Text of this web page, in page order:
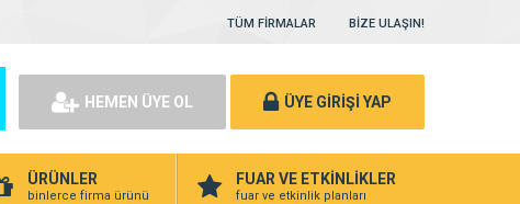
TÜM FİRMALAR BİZE ULAŞIN!
HEMEN ÜYE OL ÜYE GİRİŞİ YAP
ÜRÜNLER
binlerce firma ürünü
FUAR VE ETKİNLİKLER
fuar ve etkinlik planları